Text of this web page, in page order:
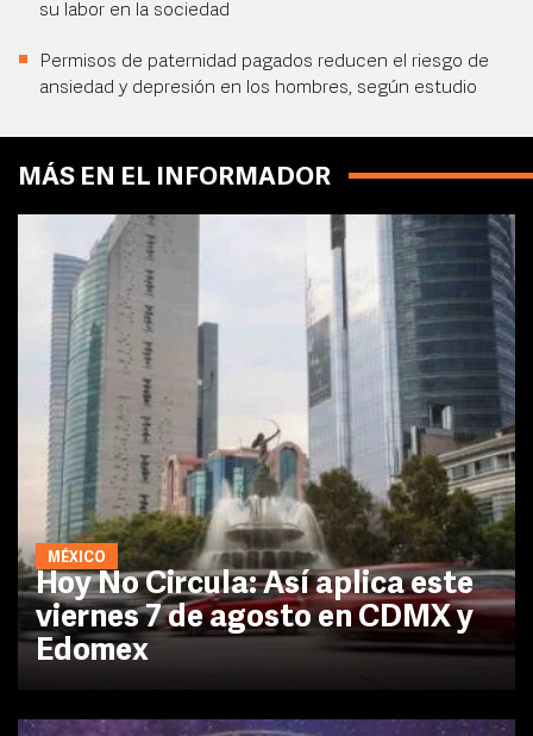
su labor en la sociedad
Permisos de paternidad pagados reducen el riesgo de
ansiedad y depresión en los hombres, según estudio
MÁS EN EL INFORMADOR
MÉXICO
Hoy No Circula: Así aplica este
viernes 7 de agosto en CDMX y
Edomex